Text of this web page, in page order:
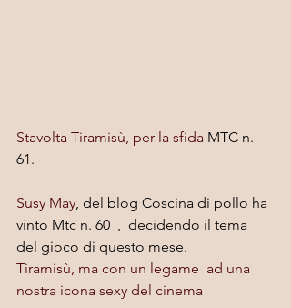
Stavolta Tiramisù, per la sfida MTC n.
61.
Susy May, del blog Coscina di pollo ha
vinto Mtc n. 60  ,  decidendo il tema
del gioco di questo mese.
Tiramisù, ma con un legame  ad una
nostra icona sexy del cinema